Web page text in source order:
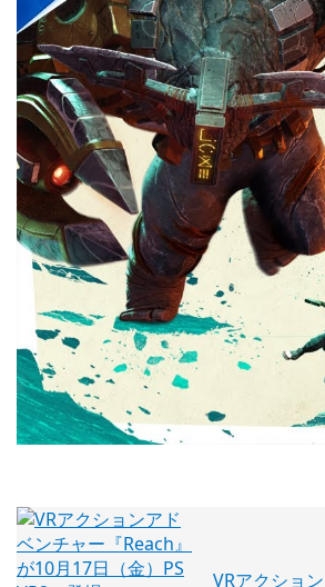
VRアクショ